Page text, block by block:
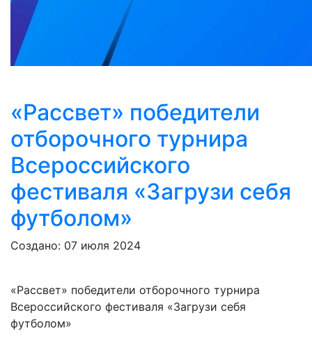
«Рассвет» победители
отборочного турнира
Всероссийского
фестиваля «Загрузи себя
футболом»
Создано: 07 июля 2024
«Рассвет» победители отборочного турнира
Всероссийского фестиваля «Загрузи себя
футболом»